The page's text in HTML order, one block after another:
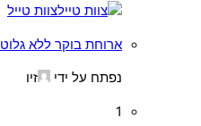
צוות טייל
ארוחת בוקר ללא
נפתח על ידי זיו
1